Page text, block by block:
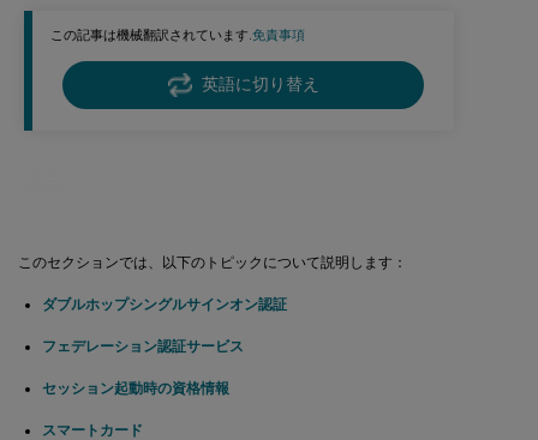
この記事は機械翻訳されています.免責事項
英語に切り替え
このセクションでは、以下のトピックについて説明します：
ダブルホップシングルサインオン認証
フェデレーション認証サービス
セッション起動時の資格情報
スマートカード